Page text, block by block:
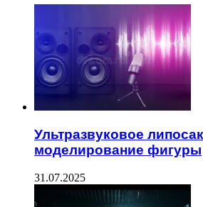
Ультразвуковое
моделирование фигуры
31.07.2025